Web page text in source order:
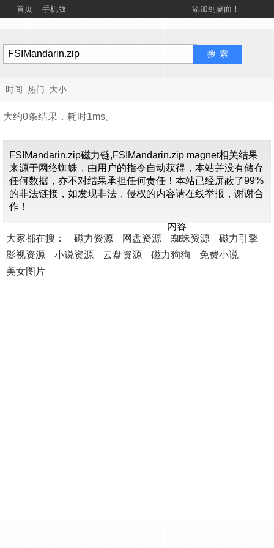
首页 手机版 添加到桌面！
时间 热门 大小
大约0条结果，耗时1ms。
找不到关
内容
FSIMandarin.zip磁力链,FSIMandarin.zip magnet相关结果
来源于网络蜘蛛，由用户的指令自动获得，本站并没有储存
任何数据，亦不对结果承担任何责任！本站已经屏蔽了99%
的非法链接，如发现非法，侵权的内容请在线举报，谢谢合
作！
大家都在搜： 磁力资源 网盘资源 蜘蛛资源
磁力引擎
影视资源
小说资源 云盘资源 磁力狗狗
免费小说
美女图片